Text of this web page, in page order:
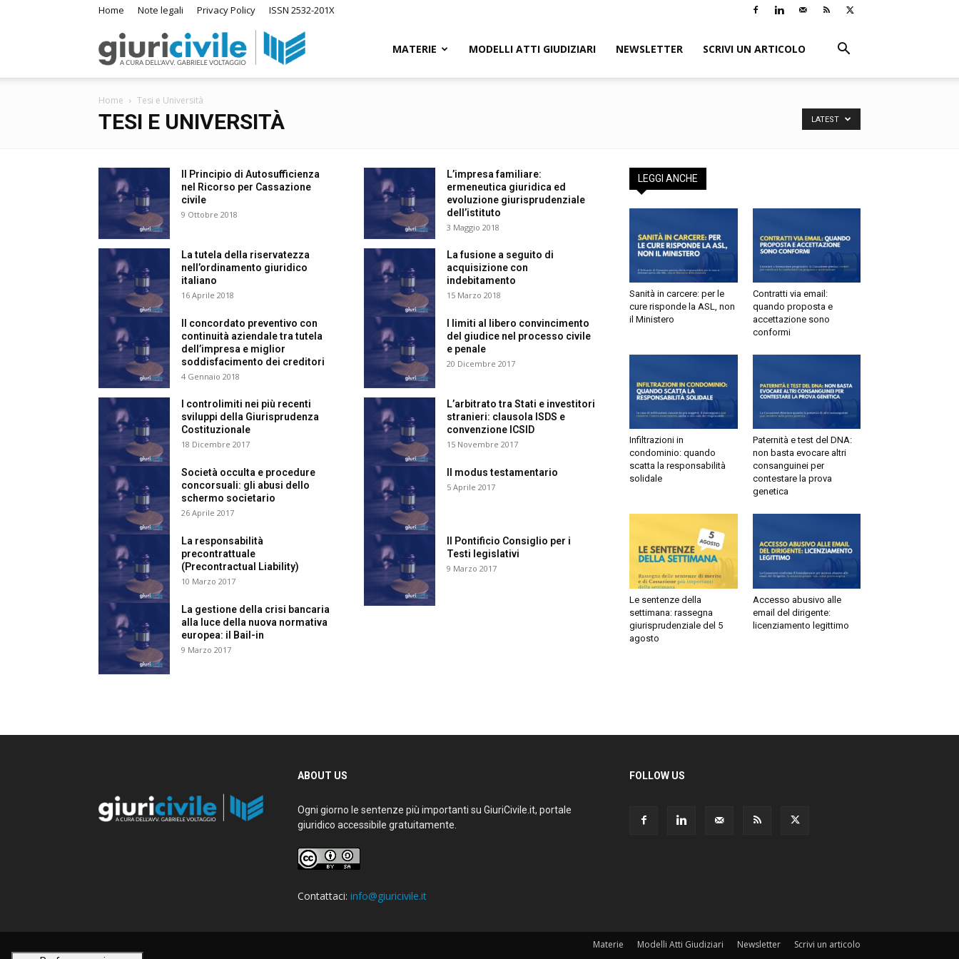
Home Note legali Privacy Policy ISSN 2532-201X
GiuriCivile.it
e
Giurisprudenza
MATERIE MODELLI ATTI GIUDIZIARI NEWSLETTER SCRIVI UN ARTICOLO
Home Tesi e Università
TESI E UNIVERSITÀ LATEST
Il Principio di Autosufficienza
nel Ricorso per Cassazione
civile
9 Ottobre 2018
L’impresa familiare:
ermeneutica giuridica ed
evoluzione giurisprudenziale
dell’istituto
3 Maggio 2018
La tutela della riservatezza
nell’ordinamento giuridico
italiano
16 Aprile 2018
La fusione a seguito di
acquisizione con
indebitamento
15 Marzo 2018
Il concordato preventivo con
continuità aziendale tra tutela
dell’impresa e miglior
soddisfacimento dei creditori
4 Gennaio 2018
I limiti al libero convincimento
del giudice nel processo civile
e penale
20 Dicembre 2017
I controlimiti nei più recenti
sviluppi della Giurisprudenza
Costituzionale
18 Dicembre 2017
L’arbitrato tra Stati e investitori
stranieri: clausola ISDS e
convenzione ICSID
15 Novembre 2017
Società occulta e procedure
concorsuali: gli abusi dello
schermo societario
26 Aprile 2017
Il modus testamentario
5 Aprile 2017
La responsabilità
precontrattuale
(Precontractual Liability)
10 Marzo 2017
Il Pontificio Consiglio per i
Testi legislativi
9 Marzo 2017
La gestione della crisi bancaria
alla luce della nuova normativa
europea: il Bail-in
9 Marzo 2017
LEGGI ANCHE
Sanità in carcere: per le
cure risponde la ASL, non
il Ministero
Contratti via email:
quando proposta e
accettazione sono
conformi
Infiltrazioni in
condominio: quando
scatta la responsabilità
solidale
Paternità e test del DNA:
non basta evocare altri
consanguinei per
contestare la prova
genetica
Le sentenze della
settimana: rassegna
giurisprudenziale del 5
agosto
Accesso abusivo alle
email del dirigente:
licenziamento legittimo
ABOUT US
Ogni giorno le sentenze più importanti su GiuriCivile.it, portale
giuridico accessibile gratuitamente.
Contattaci: info@giuricivile.it
FOLLOW US
Materie Modelli Atti Giudiziari Newsletter Scrivi un articolo